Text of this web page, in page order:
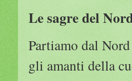
Le sagre del
Partiamo dal
gli amanti della